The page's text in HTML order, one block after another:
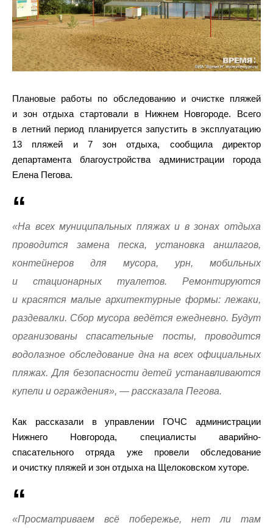
Плановые работы по обследованию и очистке пляжей
и зон отдыха стартовали в Нижнем Новгороде. Всего
в летний период планируется запустить в эксплуатацию
13 пляжей и 7 зон отдыха, сообщила директор
департамента благоустройства администрации города
Елена Пегова.
«На всех муниципальных пляжах и в зонах отдыха
проводится замена песка, установка аншлагов,
контейнеров для мусора, урн, мобильных
и стационарных туалетов. Ремонтируются
и красятся малые архитектурные формы: лежаки,
раздевалки. Сбор мусора ведётся ежедневно. Будут
организованы спасательные посты, проводится
водолазное обследование дна на всех официальных
пляжах. Для безопасности детей устанавливаются
купели и ограждения», — рассказала Пегова.
Как рассказали в управлении ГОЧС администрации
Нижнего Новгорода, специалисты аварийно-
спасательного отряда уже провели обследование
и очистку пляжей и зон отдыха на Щелоковском хуторе.
«Просматриваем всё побережье, нет ли там